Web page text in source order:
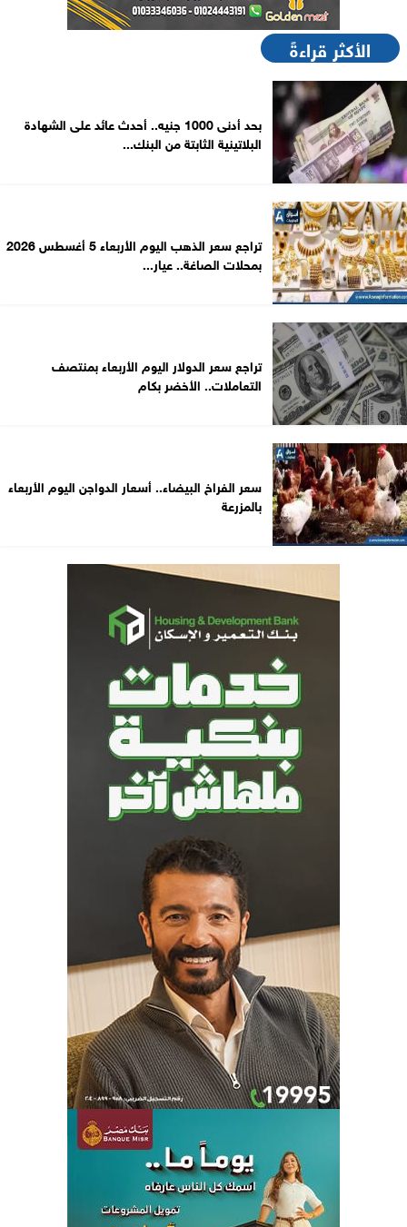
الأكثر قراءةً
بحد أدنى 1000 جنيه.. أحدث عائد على الشهادة
البلاتينية الثابتة من البنك...
تراجع سعر الذهب اليوم الأربعاء 5 أغسطس 2026
بمحلات الصاغة.. عيار...
تراجع سعر الدولار اليوم الأربعاء بمنتصف
التعاملات.. الأخضر بكام
سعر الفراخ البيضاء.. أسعار الدواجن اليوم الأربعاء
بالمزرعة